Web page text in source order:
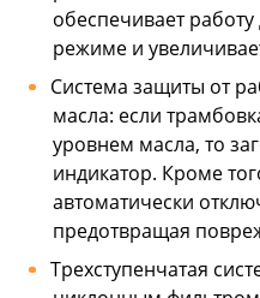
обеспечивает
режиме и
Система защиты от
масла: если
уровнем масла, то
индикатор. Кроме
автоматически
предотвращая
Трехступенчатая